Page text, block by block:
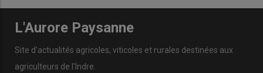
L'Aurore Paysanne
Site d'actualités agricoles, viticoles et rurales destinées aux
agriculteurs de l'Indre.